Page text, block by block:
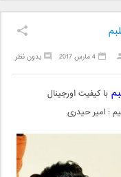
بدون نظر 4 مارس 2017
با کیفیت اورجینال
: امیر حیدری